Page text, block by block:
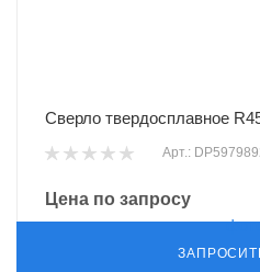
Сверло твердосплавное
Арт.:
Цена по запросу